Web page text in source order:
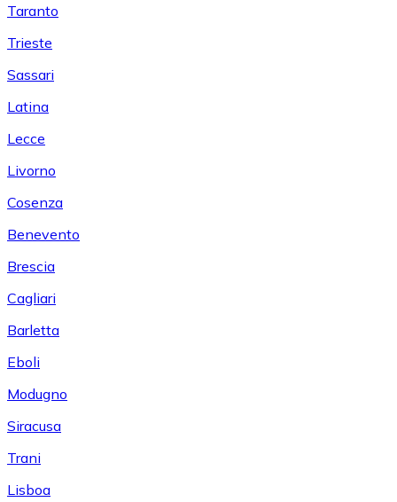
Taranto
Trieste
Sassari
Latina
Lecce
Livorno
Cosenza
Benevento
Brescia
Cagliari
Barletta
Eboli
Modugno
Siracusa
Trani
Lisboa